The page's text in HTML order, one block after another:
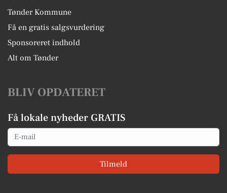
Tønder Kommune
Få en gratis salgsvurdering
Sponsoreret indhold
Alt om Tønder
BLIV OPDATERET
Få lokale nyheder GRATIS
Email
Tilmeld